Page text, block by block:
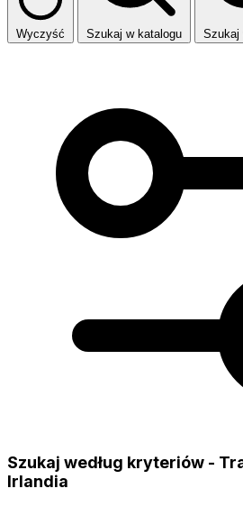
Wyczyść Szukaj w katalogu Szukaj
Szukaj według kryteriów -
Irlandia